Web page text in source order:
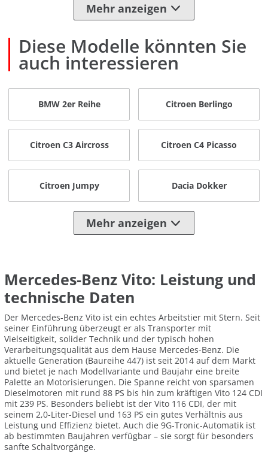
Mehr anzeigen
Diese Modelle könnten Sie
auch interessieren
BMW 2er Reihe Citroen Berlingo
Citroen C3 Aircross Citroen C4 Picasso
Citroen Jumpy Dacia Dokker
Mehr anzeigen
Mercedes-Benz Vito: Leistung und
technische Daten
Der Mercedes-Benz Vito ist ein echtes Arbeitstier mit Stern. Seit
seiner Einführung überzeugt er als Transporter mit
Vielseitigkeit, solider Technik und der typisch hohen
Verarbeitungsqualität aus dem Hause Mercedes-Benz. Die
aktuelle Generation (Baureihe 447) ist seit 2014 auf dem Markt
und bietet je nach Modellvariante und Baujahr eine breite
Palette an Motorisierungen. Die Spanne reicht von sparsamen
Dieselmotoren mit rund 88 PS bis hin zum kräftigen Vito 124 CDI
mit 239 PS. Besonders beliebt ist der Vito 116 CDI, der mit
seinem 2,0-Liter-Diesel und 163 PS ein gutes Verhältnis aus
Leistung und Effizienz bietet. Auch die 9G-Tronic-Automatik ist
ab bestimmten Baujahren verfügbar – sie sorgt für besonders
sanfte Schaltvorgänge.